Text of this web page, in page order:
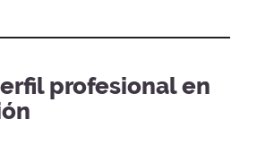
profesional en